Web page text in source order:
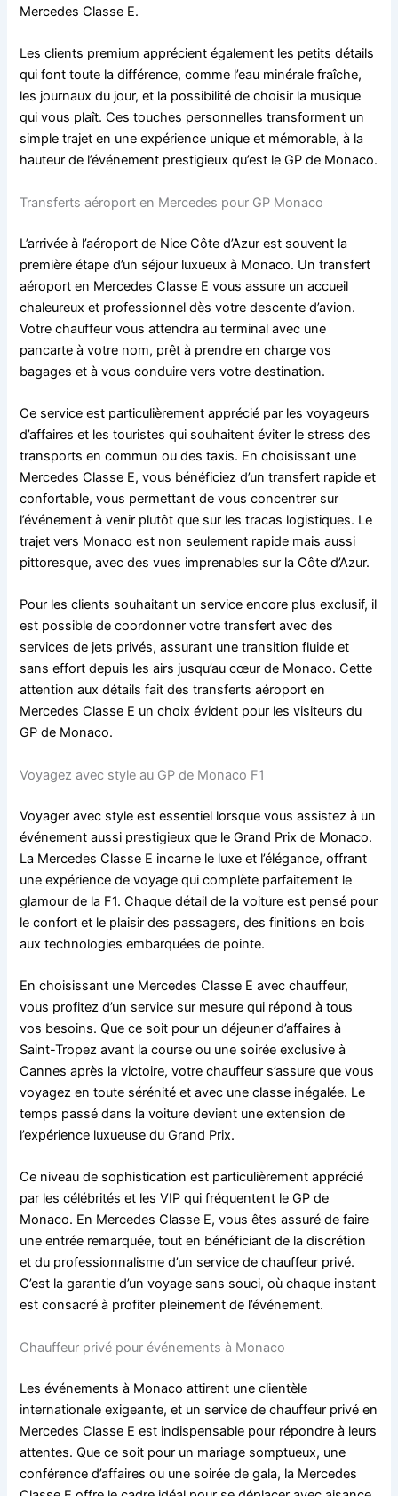
Mercedes Classe E.
Les clients premium apprécient également les petits détails
qui font toute la différence, comme l’eau minérale fraîche,
les journaux du jour, et la possibilité de choisir la musique
qui vous plaît. Ces touches personnelles transforment un
simple trajet en une expérience unique et mémorable, à la
hauteur de l’événement prestigieux qu’est le GP de Monaco.
Transferts aéroport en Mercedes pour GP Monaco
L’arrivée à l’aéroport de Nice Côte d’Azur est souvent la
première étape d’un séjour luxueux à Monaco. Un transfert
aéroport en Mercedes Classe E vous assure un accueil
chaleureux et professionnel dès votre descente d’avion.
Votre chauffeur vous attendra au terminal avec une
pancarte à votre nom, prêt à prendre en charge vos
bagages et à vous conduire vers votre destination.
Ce service est particulièrement apprécié par les voyageurs
d’affaires et les touristes qui souhaitent éviter le stress des
transports en commun ou des taxis. En choisissant une
Mercedes Classe E, vous bénéficiez d’un transfert rapide et
confortable, vous permettant de vous concentrer sur
l’événement à venir plutôt que sur les tracas logistiques. Le
trajet vers Monaco est non seulement rapide mais aussi
pittoresque, avec des vues imprenables sur la Côte d’Azur.
Pour les clients souhaitant un service encore plus exclusif, il
est possible de coordonner votre transfert avec des
services de jets privés, assurant une transition fluide et
sans effort depuis les airs jusqu’au cœur de Monaco. Cette
attention aux détails fait des transferts aéroport en
Mercedes Classe E un choix évident pour les visiteurs du
GP de Monaco.
Voyagez avec style au GP de Monaco F1
Voyager avec style est essentiel lorsque vous assistez à un
événement aussi prestigieux que le Grand Prix de Monaco.
La Mercedes Classe E incarne le luxe et l’élégance, offrant
une expérience de voyage qui complète parfaitement le
glamour de la F1. Chaque détail de la voiture est pensé pour
le confort et le plaisir des passagers, des finitions en bois
aux technologies embarquées de pointe.
En choisissant une Mercedes Classe E avec chauffeur,
vous profitez d’un service sur mesure qui répond à tous
vos besoins. Que ce soit pour un déjeuner d’affaires à
Saint-Tropez avant la course ou une soirée exclusive à
Cannes après la victoire, votre chauffeur s’assure que vous
voyagez en toute sérénité et avec une classe inégalée. Le
temps passé dans la voiture devient une extension de
l’expérience luxueuse du Grand Prix.
Ce niveau de sophistication est particulièrement apprécié
par les célébrités et les VIP qui fréquentent le GP de
Monaco. En Mercedes Classe E, vous êtes assuré de faire
une entrée remarquée, tout en bénéficiant de la discrétion
et du professionnalisme d’un service de chauffeur privé.
C’est la garantie d’un voyage sans souci, où chaque instant
est consacré à profiter pleinement de l’événement.
Chauffeur privé pour événements à Monaco
Les événements à Monaco attirent une clientèle
internationale exigeante, et un service de chauffeur privé en
Mercedes Classe E est indispensable pour répondre à leurs
attentes. Que ce soit pour un mariage somptueux, une
conférence d’affaires ou une soirée de gala, la Mercedes